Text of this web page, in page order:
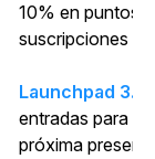
10% en puntos
suscripciones
Launchpad 3.0
entradas para la
próxima